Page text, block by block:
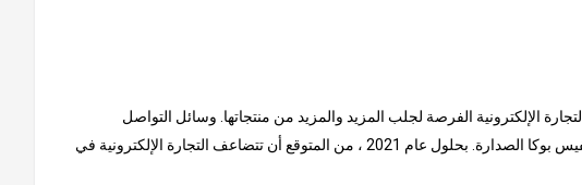
الإلكترونية الفرصة لجلب المزيد والمزيد من منتجاتها. وسائل التواصل
الاجتماعي هي سبب كبير للنمو الذي شهدته هذه السوق حتى الآن. يتم إلهام المستهلكين من خلال المنشورات عبر الإنترنت ، حيث يتصدر الفيس بوكا الصدارة. بحلول عام 2021 ، من المتوقع أن تتضاعف التجارة الإلكترونية في